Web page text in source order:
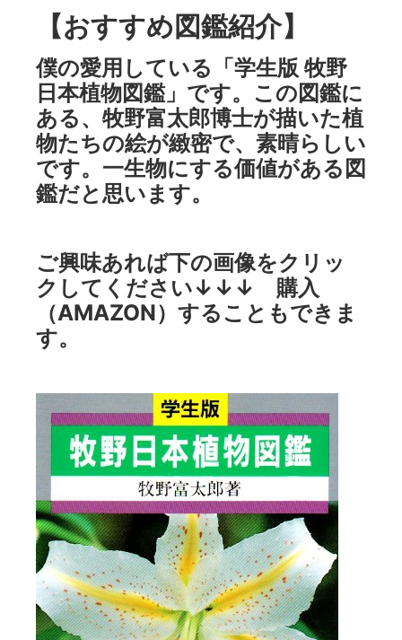
【おすすめ図鑑紹介】
僕の愛用している「学生版 牧野
日本植物図鑑」です。この図鑑に
ある、牧野富太郎博士が描いた植
物たちの絵が緻密で、素晴らしい
です。一生物にする価値がある図
鑑だと思います。
ご興味あれば下の画像をクリッ
クしてください↓↓↓ 購入
（AMAZON）することもできま
す。